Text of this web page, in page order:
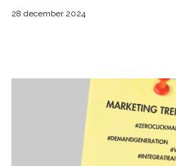
28 december 2024